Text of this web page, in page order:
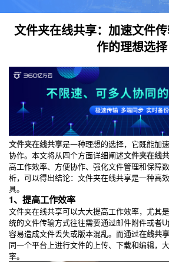
文件夹在线共享：加速文件
作的理想选择
文件夹在线共享是一种理想的选择，它既能加
协作。本文将从四个方面详细阐述文件夹在线
高工作效率、方便协作、强化文件管理和保障
析，可以得出结论：文件夹在线共享是一种高
具。
1、提高工作效率
文件夹在线共享可以大大提高工作效率，尤其
统的文件传输方式往往需要通过邮件附件或者
容易造成文件丢失或版本混乱。而通过在线共
同一个平台上进行文件的上传、下载和编辑，
率。